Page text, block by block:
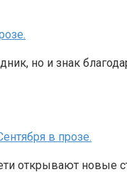
но и знак
в прозе.
открывают новые